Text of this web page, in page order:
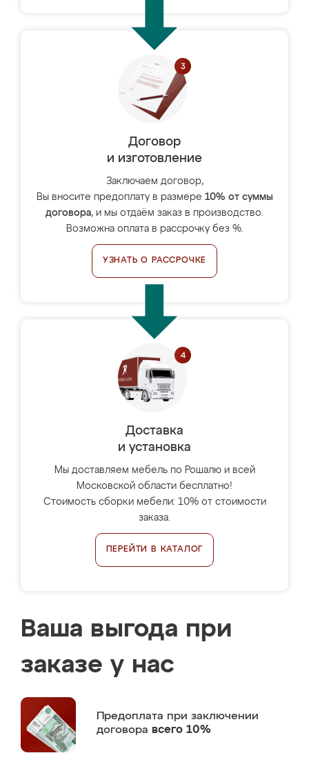
Договор
и изготовление
Заключаем договор,
Вы вносите предоплату в размере 10% от суммы
договора, и мы отдаём заказ в производство.
Возможна оплата в рассрочку без %.
УЗНАТЬ О РАССРОЧКЕ
Доставка
и установка
Мы доставляем мебель по Рошалю и всей
Московской области бесплатно!
Стоимость сборки мебели: 10% от стоимости
заказа.
ПЕРЕЙТИ В КАТАЛОГ
Ваша выгода при
заказе у нас
Предоплата при заключении
договора всего 10%